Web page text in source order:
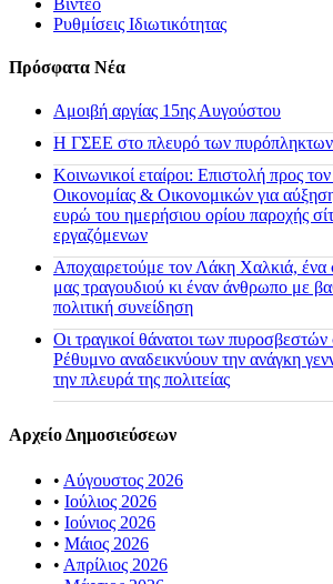
Ρυθμίσεις Ιδιωτικότητας
Πρόσφατα Νέα
Αμοιβή αργίας 15ης Αυγούστου
H ΓΣΕΕ στο πλευρό των
Κοινωνικοί εταίροι: Επιστολή προς
Οικονομίας & Οικονομικών για
ευρώ του ημερήσιου ορίου παροχής
εργαζόμενων
Αποχαιρετούμε τον Λάκη Χαλκιά, ένα
μας τραγουδιού κι έναν άνθρωπο με
πολιτική συνείδηση
Οι τραγικοί θάνατοι των πυροσβεστών
Ρέθυμνο αναδεικνύουν την ανάγκη
την πλευρά της πολιτείας
Αρχείο Δημοσιεύσεων
• Αύγουστος 2026
• Ιούλιος 2026
• Ιούνιος 2026
• Μάιος 2026
• Απρίλιος 2026